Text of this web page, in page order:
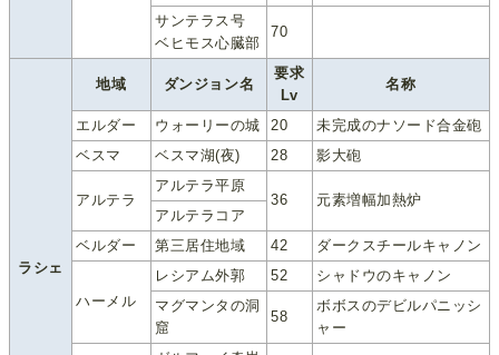
サンテラス号
ベヒモス心臓部
70
ラシェ
地域 ダンジョン名
要求
Lv
名称
エルダー ウォーリーの城 20
未完成のナソード合金砲
ベスマ
ベスマ湖(夜) 28 影大砲
アルテラ
アルテラ平原
36
元素増幅加熱炉
アルテラコア
ベルダー
第三居住地域 42 ダークスチールキャノン
ハーメル
レシアム外郭 52
シャドウのキャノン
マグマンタの洞
窟
58
ボボスのデビルパニッシ
ャー